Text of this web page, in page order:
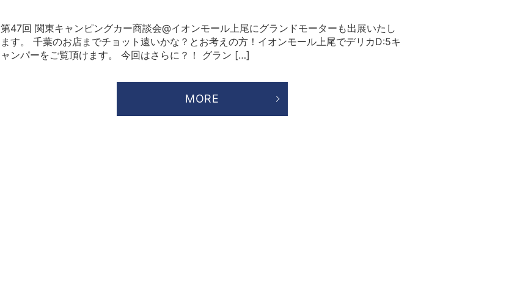
第47回 関東キャンピングカー商談会@イオンモール上尾にグランドモーターも出展いたし
ます。 千葉のお店までチョット遠いかな？とお考えの方！イオンモール上尾でデリカD:5キ
ャンパーをご覧頂けます。 今回はさらに？！ グラン […]
MORE